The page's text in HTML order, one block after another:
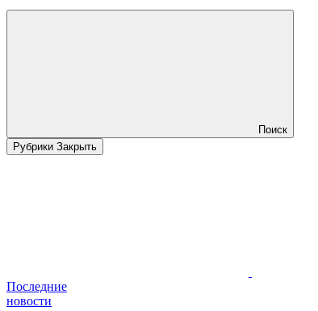
Поиск
Рубрики Закрыть
Последние
новости